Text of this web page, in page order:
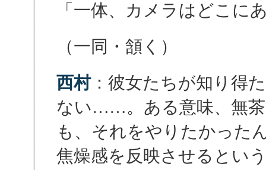
「一体、カメラはどこに
（一同・頷く）
西村：彼女たちが知り得
ない……。ある意味、無
も、それをやりたかった
焦燥感を反映させるとい